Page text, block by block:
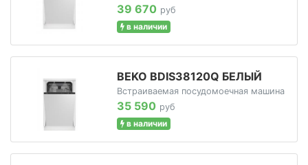
39 670 руб
в наличии
BEKO BDIS38120Q БЕЛЫЙ
Встраиваемая посудомоечная машина
35 590 руб
в наличии